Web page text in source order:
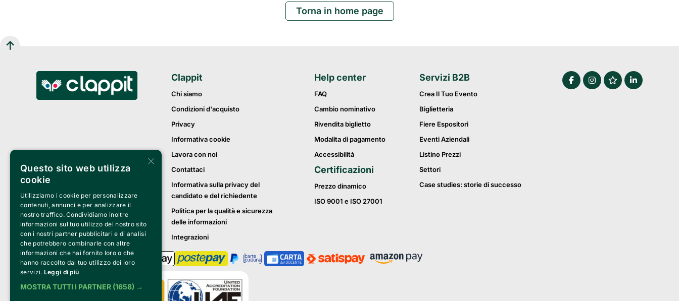
Torna in home page
Clappit
Chi siamo
Condizioni d'acquisto
Privacy
Informativa cookie
Lavora con noi
Contattaci
Informativa sulla privacy del
candidato e del richiedente
Politica per la qualità e sicurezza
delle informazioni
Integrazioni
Help center
FAQ
Cambio nominativo
Rivendita biglietto
Modalita di pagamento
Accessibilità
Certificazioni
Prezzo dinamico
ISO 9001 e ISO 27001
Servizi B2B
Crea Il Tuo Evento
Biglietteria
Fiere Espositori
Eventi Aziendali
Listino Prezzi
Settori
Case studies: storie di successo
×
Questo sito web utilizza
cookie
Utilizziamo i cookie per personalizzare
contenuti, annunci e per analizzare il
nostro traffico. Condividiamo inoltre
informazioni sul tuo utilizzo del nostro sito
con i nostri partner pubblicitari e di analisi
che potrebbero combinarle con altre
informazioni che hai fornito loro o che
hanno raccolto dal tuo utilizzo dei loro
servizi. Leggi di più
MOSTRA TUTTI I PARTNER (1658) →